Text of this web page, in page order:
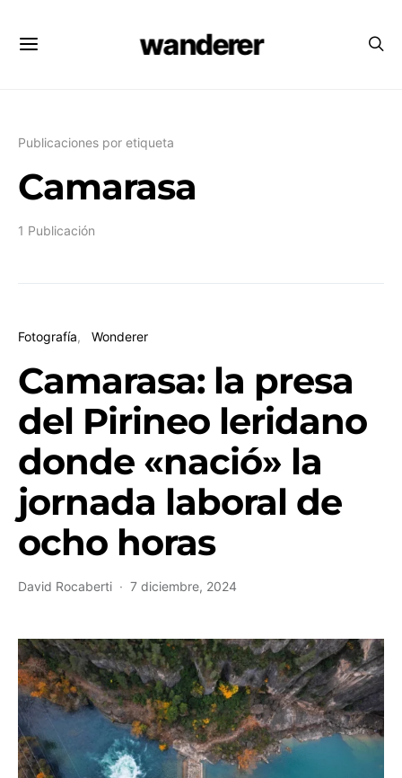
wanderer
Publicaciones por etiqueta
Camarasa
1 Publicación
Fotografía Wonderer
Camarasa: la presa
del Pirineo leridano
donde «nació» la
jornada laboral de
ocho horas
David Rocaberti 7 diciembre, 2024